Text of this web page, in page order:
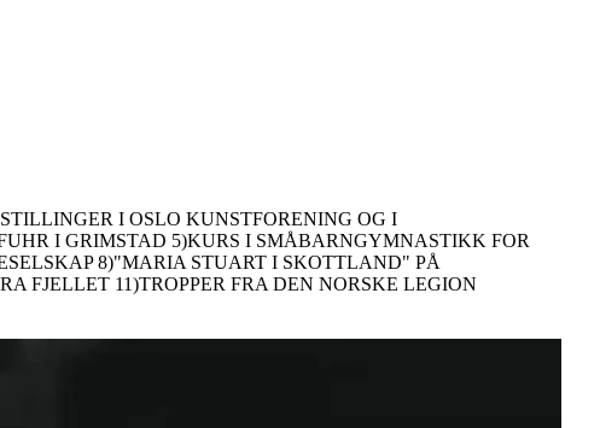
I OSLO KUNSTFORENING OG I
I GRIMSTAD 5)KURS I SMÅBARNGYMNASTIKK FOR
8)"MARIA STUART I SKOTTLAND" PÅ
FJELLET 11)TROPPER FRA DEN NORSKE LEGION